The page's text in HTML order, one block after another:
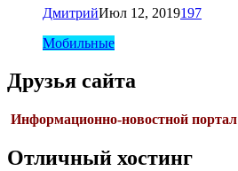
ДмитрийИюл 12, 2019197
Мобильные
Друзья сайта
Информационно-новостной портал
Отличный хостинг